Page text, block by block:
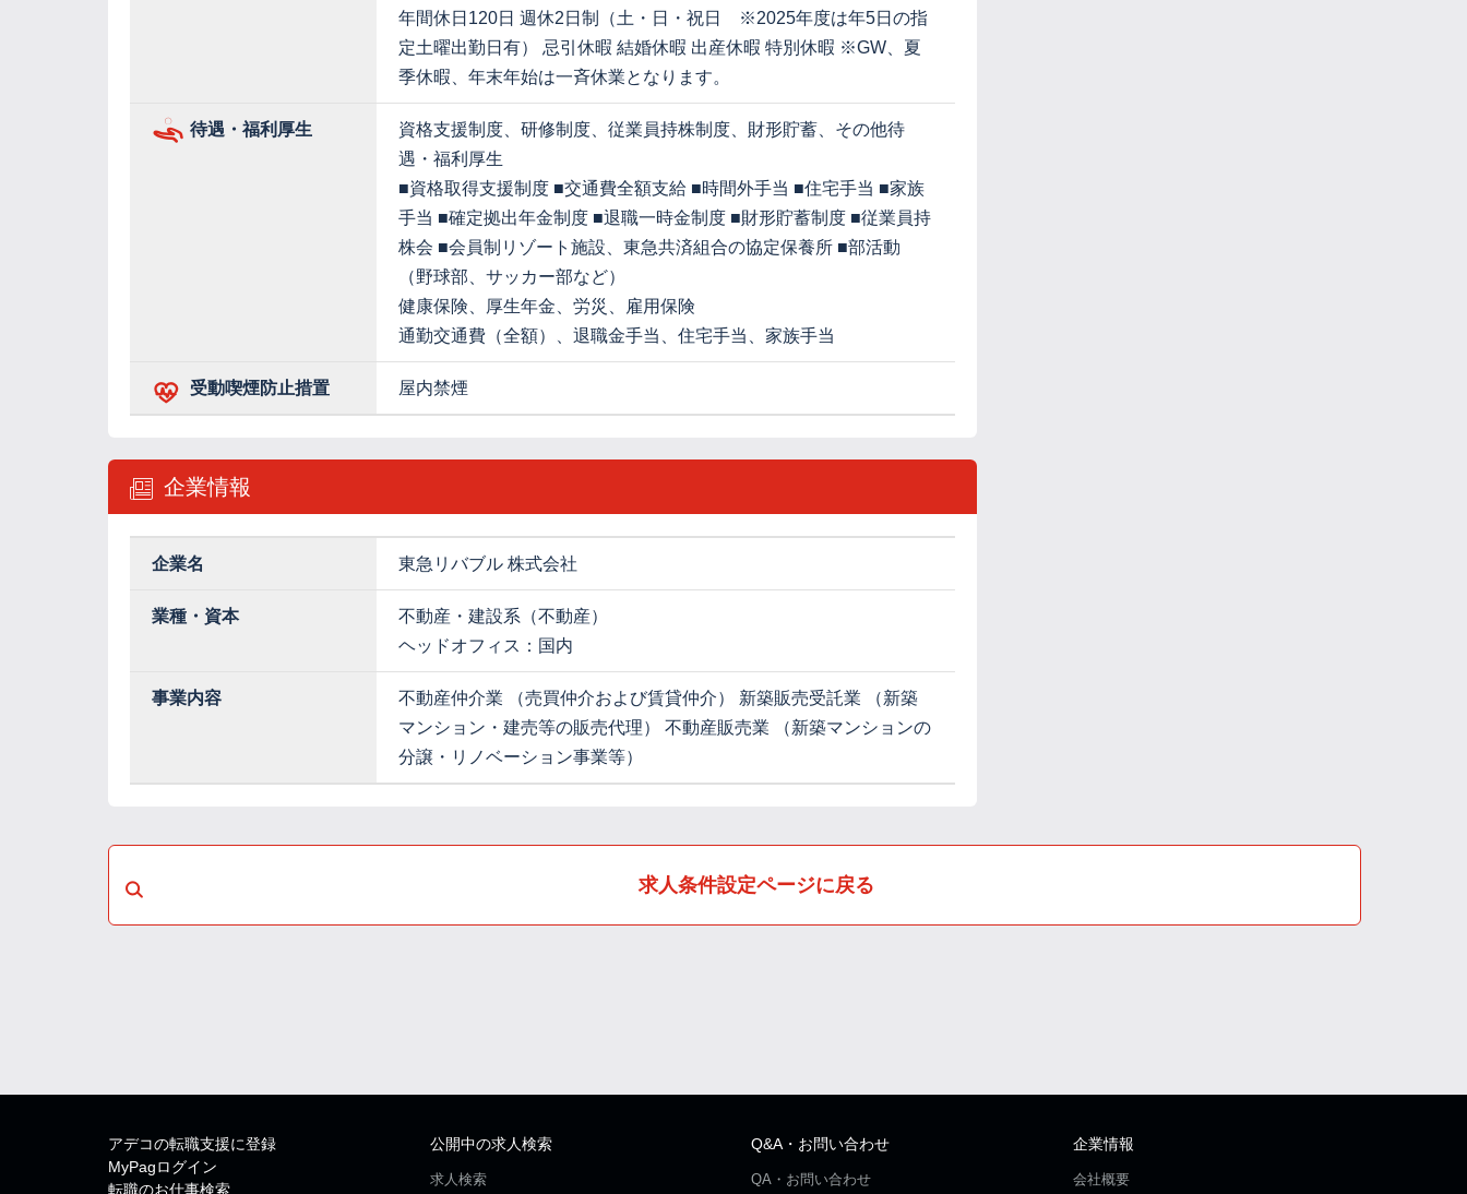
年間休日120日 週休2日制（土・日・祝日 ※2025年度は年5日の指
定土曜出勤日有） 忌引休暇 結婚休暇 出産休暇 特別休暇 ※GW、夏
季休暇、年末年始は一斉休業となります。
待遇・福利厚生
資格支援制度、研修制度、従業員持株制度、財形貯蓄、その他待
遇・福利厚生
■資格取得支援制度 ■交通費全額支給 ■時間外手当 ■住宅手当 ■家族
手当 ■確定拠出年金制度 ■退職一時金制度 ■財形貯蓄制度 ■従業員持
株会 ■会員制リゾート施設、東急共済組合の協定保養所 ■部活動
（野球部、サッカー部など）
健康保険、厚生年金、労災、雇用保険
通勤交通費（全額）、退職金手当、住宅手当、家族手当
受動喫煙防止措置 屋内禁煙
企業情報
企業名 東急リバブル 株式会社
業種・資本
不動産・建設系（不動産）
ヘッドオフィス：国内
事業内容
不動産仲介業 （売買仲介および賃貸仲介） 新築販売受託業 （新築
マンション・建売等の販売代理） 不動産販売業 （新築マンションの
分譲・リノベーション事業等）
求人条件設定ページに戻る
アデコの転職支援に登録
MyPagログイン
転職のお仕事検索
公開中の求人検索
求人検索
Q&A・お問い合わせ
QA・お問い合わせ
企業情報
会社概要